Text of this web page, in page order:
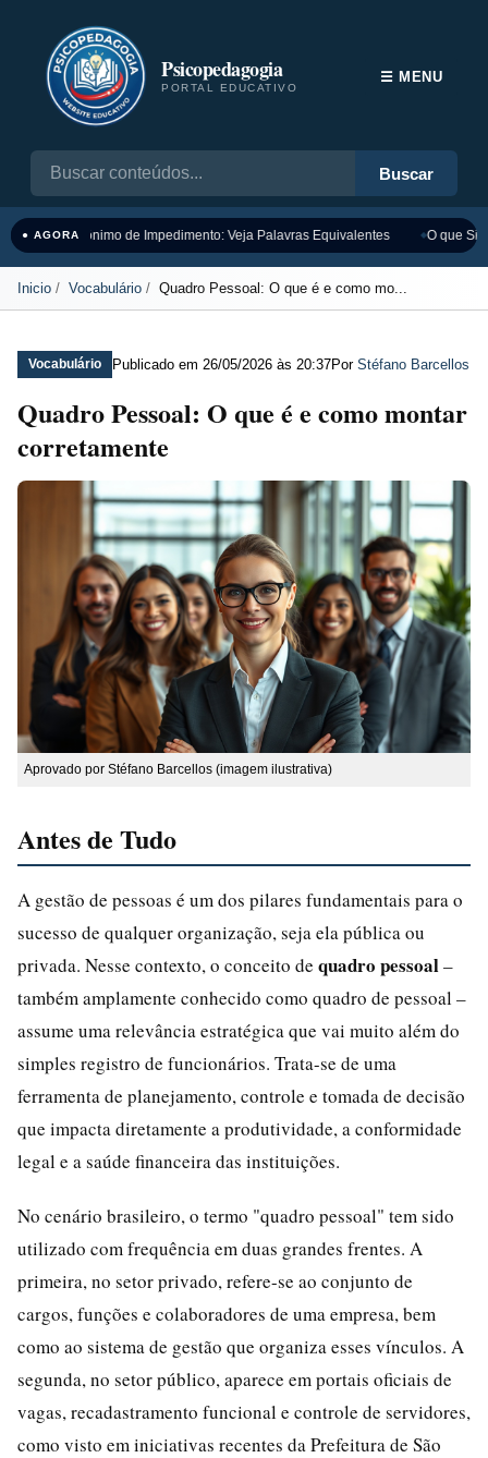
Psicopedagogia
PORTAL EDUCATIVO
Buscar
☰ MENU
● AGORASinônimo de Impedimento: Veja Palavras Equivalentes O que
Inicio Vocabulário Quadro Pessoal: O que é e como mo...
Vocabulário Publicado em 26/05/2026 às 20:37Por Stéfano Barcellos
Quadro Pessoal: O que é e como montar
corretamente
Aprovado por Stéfano Barcellos (imagem ilustrativa)
Antes de Tudo
A gestão de pessoas é um dos pilares fundamentais para o
sucesso de qualquer organização, seja ela pública ou
privada. Nesse contexto, o conceito de quadro pessoal–
também amplamente conhecido como quadro de pessoal –
assume uma relevância estratégica que vai muito além do
simples registro de funcionários. Trata-se de uma
ferramenta de planejamento, controle e tomada de decisão
que impacta diretamente a produtividade, a conformidade
legal e a saúde financeira das instituições.
No cenário brasileiro, o termo "quadro pessoal" tem sido
utilizado com frequência em duas grandes frentes. A
primeira, no setor privado, refere-se ao conjunto de
cargos, funções e colaboradores de uma empresa, bem
como ao sistema de gestão que organiza esses vínculos. A
segunda, no setor público, aparece em portais oficiais de
vagas, recadastramento funcional e controle de servidores,
como visto em iniciativas recentes da Prefeitura de São